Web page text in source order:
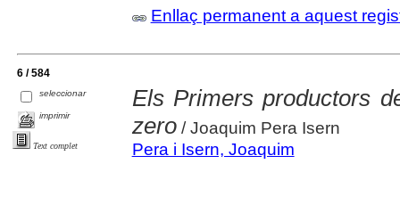
Enllaç permanent a aquest
6 / 584
seleccionar
imprimir
Text complet
Els Primers productors
zero/ Joaquim Pera Isern
Pera i Isern, Joaquim